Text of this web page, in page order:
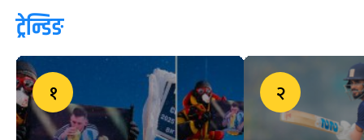
ट्रेन्डिङ
१ २